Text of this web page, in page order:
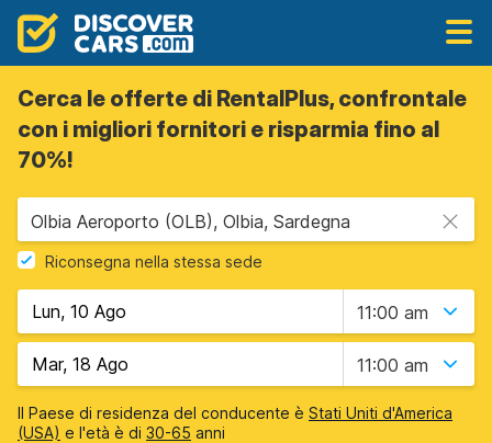
Cerca le offerte di RentalPlus, confrontale
con i migliori fornitori e risparmia fino al
70%!
Olbia Aeroporto (OLB), Olbia, Sardegna
Riconsegna nella stessa sede
11:00 am
11:00 am
Il Paese di residenza del conducente è Stati Uniti d'America
(USA) e l'età è di 30-65 anni